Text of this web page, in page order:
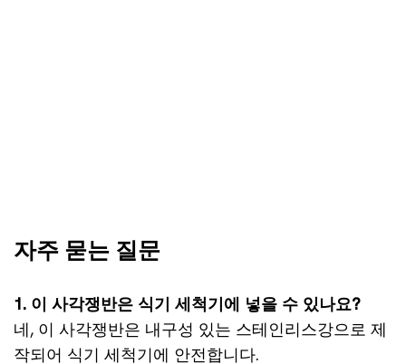
자주 묻는 질문
1. 이 사각쟁반은 식기 세척기에 넣을 수 있나요?
네, 이 사각쟁반은 내구성 있는 스테인리스강으로 제
작되어 식기 세척기에 안전합니다.